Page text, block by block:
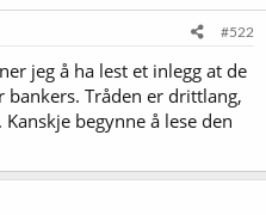
#522
jeg å ha lest et inlegg at de
Tråden er drittlang,
begynne å lese den